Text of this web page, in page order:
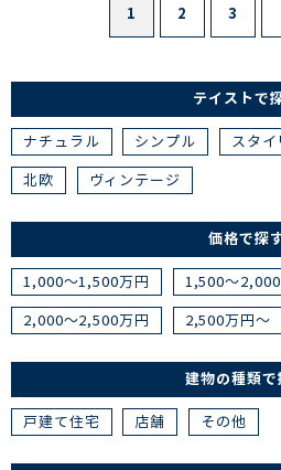
1 2 3
テイストで
ナチュラル シンプル スタイ
北欧 ヴィンテージ
価格で探
1,000～1,500万円 1,500～
2,000～2,500万円 2,500万円～
建物の種類で
戸建て住宅 店舗 その他